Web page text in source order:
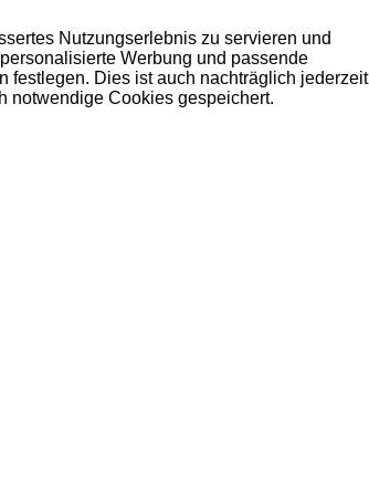
Nutzungserlebnis zu servieren und
Werbung und passende
festlegen. Dies ist auch nachträglich jederzeit
notwendige Cookies gespeichert.